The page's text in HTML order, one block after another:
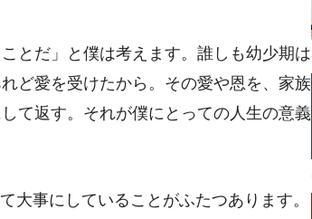
とだ」と僕は考えます。誰しも幼少期は
ど愛を受けたから。その愛や恩を、家族
て返す。それが僕にとっての人生の意義
大事にしていることがふたつあります。